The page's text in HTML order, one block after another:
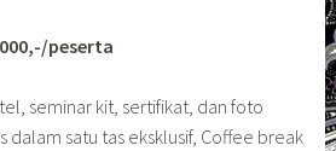
peserta
seminar kit, sertifikat, dan foto
dalam satu tas eksklusif, Coffee break